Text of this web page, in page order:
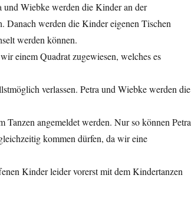
Wiebke werden die Kinder an der
Danach werden die Kinder eigenen Tischen
werden können.
einem Quadrat zugewiesen, welches es
verlassen. Petra und Wiebke werden die
Tanzen angemeldet werden. Nur so können Petra
kommen dürfen, da wir eine
Kinder leider vorerst mit dem Kindertanzen